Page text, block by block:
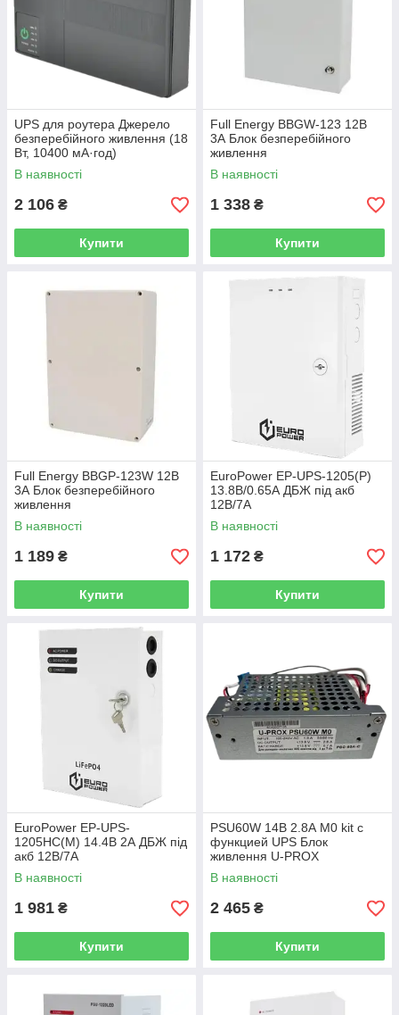
UPS для роутера Джерело
безперебійного живлення (18
Вт, 10400 мА·год)
В наявності
2 106 ₴
Купити
Full Energy BBGW-123 12В
3А Блок безперебійного
живлення
В наявності
1 338 ₴
Купити
Full Energy BBGP-123W 12В
3А Блок безперебійного
живлення
В наявності
1 189 ₴
Купити
EuroPower EP-UPS-1205(P)
13.8В/0.65А ДБЖ під акб
12В/7A
В наявності
1 172 ₴
Купити
EuroPower EP-UPS-
1205HC(M) 14.4В 2А ДБЖ під
акб 12В/7A
В наявності
1 981 ₴
Купити
PSU60W 14В 2.8А M0 kit с
функцией UPS Блок
живлення U-PROX
В наявності
2 465 ₴
Купити